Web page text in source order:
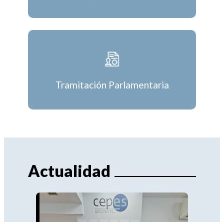
Tramitación Parlamentaria
Actualidad